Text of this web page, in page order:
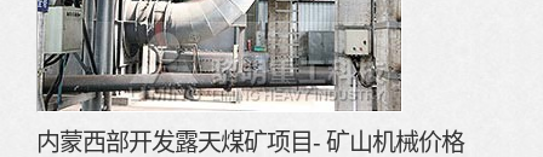
内蒙西部开发露天煤矿项目- 矿山机械价格